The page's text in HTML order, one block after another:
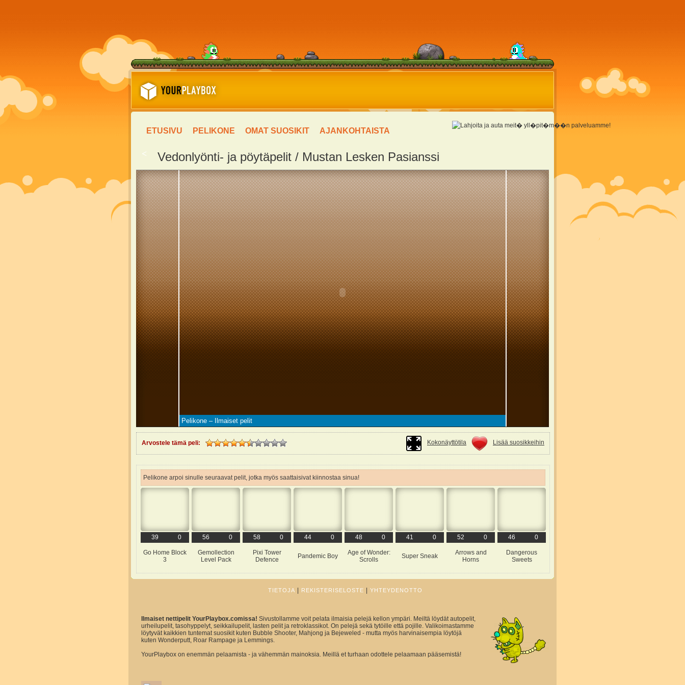
ETUSIVU PELIKONE OMAT SUOSIKIT AJANKOHTAISTA
< Vedonlyönti- ja pöytäpelit / Mustan Lesken Pasianssi
Pelikone – Ilmaiset pelit
Arvostele tämä peli: Kokonäyttötila Lisää suosikkeihin
Pelikone arpoi sinulle seuraavat pelit, jotka myös saattaisivat kiinnostaa sinua!
39 0
Go Home Block
3
56 0
Gemollection
Level Pack
58 0
Pixi Tower
Defence
44 0
Pandemic Boy
48 0
Age of Wonder:
Scrolls
41 0
Super Sneak
52 0
Arrows and
Horns
46 0
Dangerous
Sweets
TIETOJA REKISTERISELOSTE YHTEYDENOTTO
Ilmaiset nettipelit YourPlaybox.comissa! Sivustollamme voit pelata ilmaisia pelejä kellon ympäri. Meiltä löydät autopelit,
urheilupelit, tasohyppelyt, seikkailupelit, lasten pelit ja retroklassikot. On pelejä sekä tytöille että pojille. Valikoimastamme
löytyvät kaikkien tuntemat suosikit kuten Bubble Shooter, Mahjong ja Bejeweled - mutta myös harvinaisempia löytöjä
kuten Wonderputt, Roar Rampage ja Lemmings.
YourPlaybox on enemmän pelaamista - ja vähemmän mainoksia. Meillä et turhaan odottele pelaamaan pääsemistä!